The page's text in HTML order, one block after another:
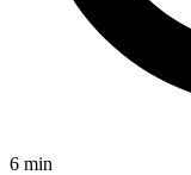
6 min